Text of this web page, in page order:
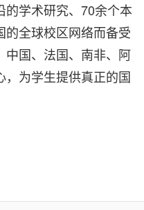
的学术研究、70余个本
全球校区网络而备受
中国、法国、南非、阿
为学生提供真正的国